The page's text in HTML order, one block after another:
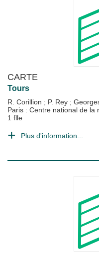
CARTE
Tours
R. Corillion ; P. Rey ;
Paris : Centre national de la
1 flle
Plus d'information...